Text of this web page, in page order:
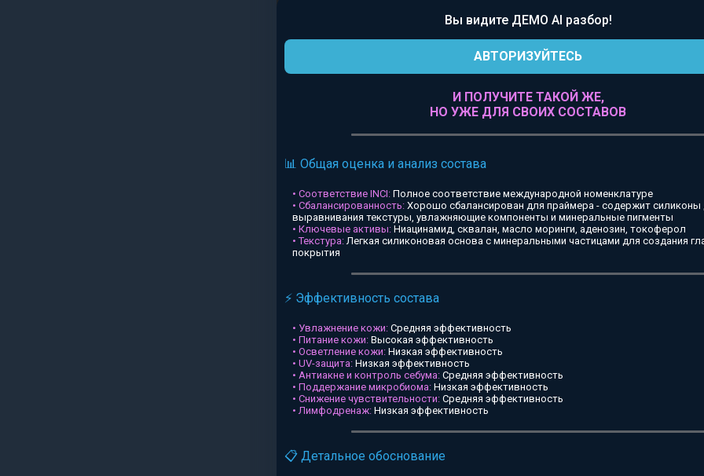
Вы видите ДЕМО AI разбор!
АВТОРИЗУЙТЕСЬ
И ПОЛУЧИТЕ ТАКОЙ ЖЕ,
НО УЖЕ ДЛЯ СВОИХ СОСТАВОВ
📊 Общая оценка и анализ состава
• Соответствие INCI: Полное соответствие международной номенклатуре
• Сбалансированность: Хорошо сбалансирован для праймера - содержит силиконы
выравнивания текстуры, увлажняющие компоненты и минеральные пигменты
• Ключевые активы: Ниацинамид, сквалан, масло моринги, аденозин, токоферол
• Текстура:Легкая силиконовая основа с минеральными частицами для создания
покрытия
⚡ Эффективность состава
• Увлажнение кожи: Средняя эффективность
• Питание кожи: Высокая эффективность
• Осветление кожи: Низкая эффективность
• UV-защита: Низкая эффективность
• Антиакне и контроль себума: Средняя эффективность
• Поддержание микробиома: Низкая эффективность
• Снижение чувствительности: Средняя эффективность
• Лимфодренаж: Низкая эффективность
📋 Детальное обоснование